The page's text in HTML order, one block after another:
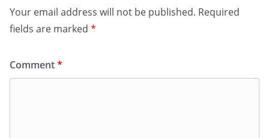
Your email address will not be published. Required
fields are marked *
Comment*